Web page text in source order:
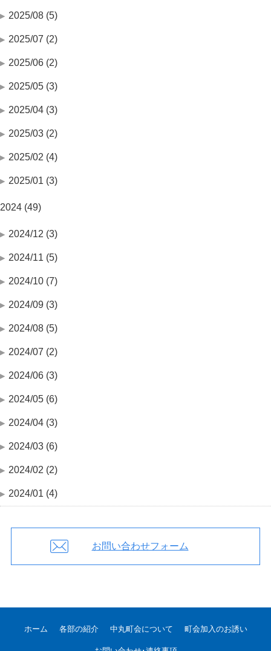
2025/08 (5)
2025/07 (2)
2025/06 (2)
2025/05 (3)
2025/04 (3)
2025/03 (2)
2025/02 (4)
2025/01 (3)
2024 (49)
2024/12 (3)
2024/11 (5)
2024/10 (7)
2024/09 (3)
2024/08 (5)
2024/07 (2)
2024/06 (3)
2024/05 (6)
2024/04 (3)
2024/03 (6)
2024/02 (2)
2024/01 (4)
お問い合わせフォーム
ホーム 各部の紹介 中丸町会について 町会加入のお誘い